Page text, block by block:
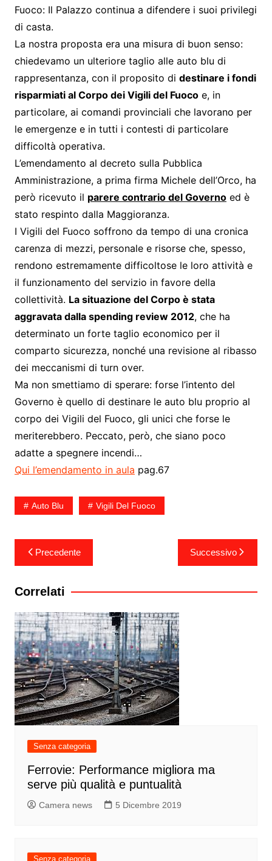
Fuoco: Il Palazzo continua a difendere i suoi privilegi
di casta.
La nostra proposta era una misura di buon senso:
chiedevamo un ulteriore taglio alle auto blu di
rappresentanza, con il proposito di destinare i fondi
risparmiati al Corpo dei Vigili del Fuocoe, in
particolare, ai comandi provinciali che lavorano per
le emergenze e in tutti i contesti di particolare
difficoltà operativa.
L’emendamento al decreto sulla Pubblica
Amministrazione, a prima firma Michele dell’Orco, ha
però ricevuto il parere contrario del Governoed è
stato respinto dalla Maggioranza.
I Vigili del Fuoco soffrono da tempo di una cronica
carenza di mezzi, personale e risorse che, spesso,
rendono estremamente difficoltose le loro attività e
il funzionamento del servizio in favore della
collettività. La situazione del Corpo è stata
aggravata dalla spending review 2012, che ha
determinato un forte taglio economico per il
comparto sicurezza, nonché una revisione al ribasso
dei meccanismi di turn over.
Ma non smettiamo di sperare: forse l’intento del
Governo è quello di destinare le auto blu proprio al
corpo dei Vigili del Fuoco, gli unici che forse le
meriterebbero. Peccato, però, che siano poco
adatte a spegnere incendi…
Qui l’emendamento in aula pag.67
Auto Blu Vigili Del Fuoco
Navigazione
articoli
Precedente Successivo
Correlati
Senza categoria
Ferrovie: Performance migliora ma
serve più qualità e puntualità
Camera news 5 Dicembre 2019
Senza categoria